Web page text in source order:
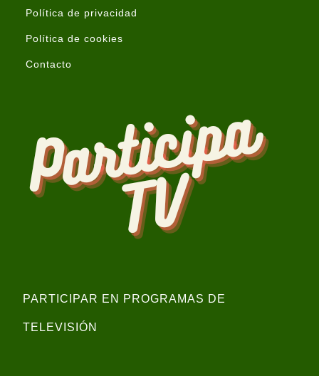
Política de privacidad
Política de cookies
Contacto
PARTICIPAR EN PROGRAMAS DE
TELEVISIÓN